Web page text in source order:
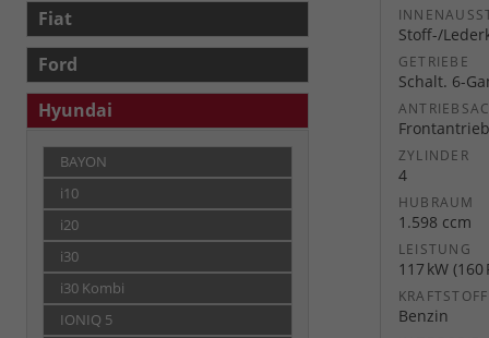
Stoff-/
GETRIEBE
Schalt. 6-
Frontantrieb
ZYLINDER
4
HUBRAUM
1.598 ccm
LEISTUNG
117 kW (160
KRAFTSTOFF
Benzin
Fiat
Ford
Hyundai
BAYON
i10
i20
i30
i30 Kombi
IONIQ 5